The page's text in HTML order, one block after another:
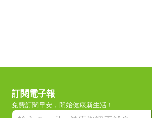
訂閱電子報
免費訂閱早安，開始健康新生活！